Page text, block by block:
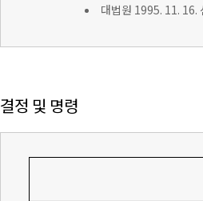
대법원 1995. 11. 16.
결정 및 명령